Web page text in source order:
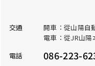
交通
開車：從山陽自
電車：從JR山
電話
086-223-